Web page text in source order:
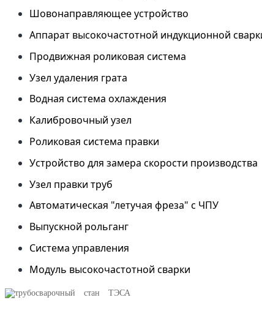
Шовонаправляющее устройство
Аппарат высокочастотной индукционной
Продвижная роликовая система
Узел удаления грата
Водная система охлаждения
Калибровочный узел
Роликовая система правки
Устройство для замера скорости производства
Узел правки труб
Автоматическая "летучая фреза" с ЧПУ
Выпускной рольганг
Система управления
Модуль высокочастотной сварки